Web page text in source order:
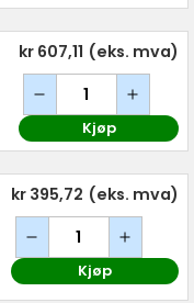
kr 607,11 (eks. mva)
Kjøp
kr 395,72 (eks. mva)
Kjøp